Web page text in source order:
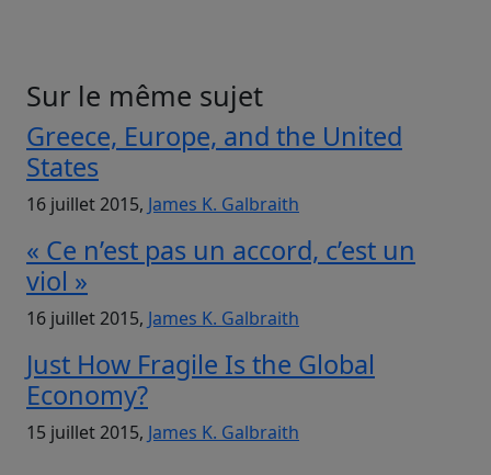
Sur le même sujet
Greece, Europe, and the United
States
16 juillet 2015, James K. Galbraith
« Ce n’est pas un accord, c’est un
viol »
16 juillet 2015, James K. Galbraith
Just How Fragile Is the Global
Economy?
15 juillet 2015, James K. Galbraith